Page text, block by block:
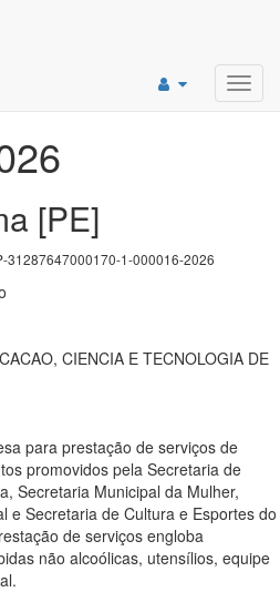
[PE]
31287647000170-1-000016-2026
CIENCIA E TECNOLOGIA DE
para prestação de serviços de
promovidos pela Secretaria de
Secretaria Municipal da Mulher,
e Secretaria de Cultura e Esportes do
de serviços engloba
não alcoólicas, utensílios, equipe